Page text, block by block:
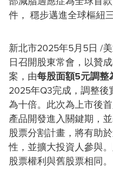
件， 穩步邁進全球樞紐三
新北市2025年5月5日 /
日召開股東常會，以贊
案，由每股面額5元調整
2025年Q3完成，調整後
為十倍。此次為上市後
產品開發進入關鍵期，
股票分割計畫，將有助
性，並擴大投資人參與
股票權利與舊股票相同。